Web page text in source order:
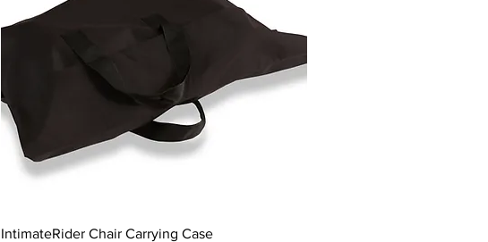
IntimateRider Chair Carrying Case